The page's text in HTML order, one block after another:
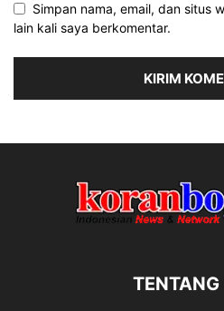
Simpan nama, email, dan situs
lain kali saya berkomentar.